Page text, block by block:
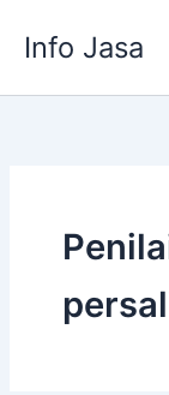
Info Jasa